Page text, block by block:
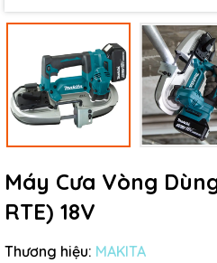
Máy Cưa Vòng
RTE) 18V
Thương hiệu: MAKITA
Mã giảm giá:
Ngày hết hạn:
Điều kiện: